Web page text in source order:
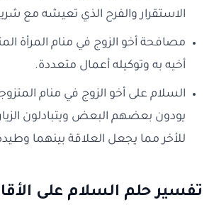
الاستقرار والفرح الذي تعيشه مع
مصافحة أخو الزوج في منام المرأة
أخيه به وتوكيله أعمال متعددة.
السلام على أخو الزوج في منام
يودون بعضهم البعض ويتبادلون
للأخر مما يجعل العلاقة بينهما
تفسير حلم السلام على